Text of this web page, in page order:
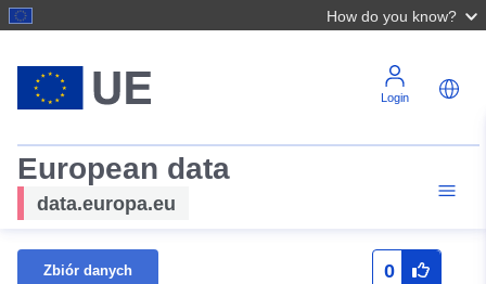
How do you know?
Login
European data
data.europa.eu
Zbiór danych 0